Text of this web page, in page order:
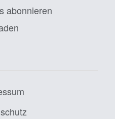
abonnieren